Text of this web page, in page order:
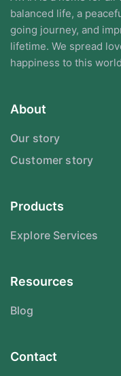
balanced life, a
going journey, and
lifetime. We spread
happiness to this
About
Our story
Customer story
Products
Explore Services
Resources
Blog
Contact